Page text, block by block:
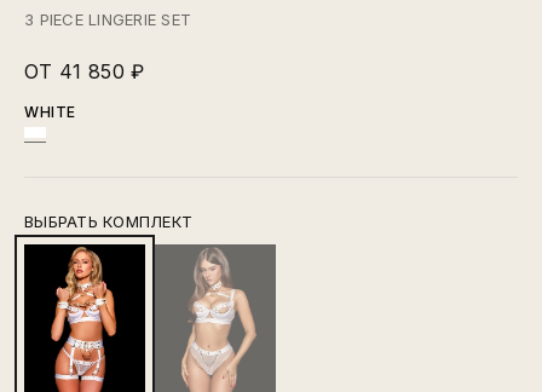
3 PIECE LINGERIE SET
ОТ 41 850 ₽
WHITE
ВЫБРАТЬ КОМПЛЕКТ